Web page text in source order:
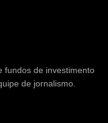
fundos de investimento
de jornalismo.